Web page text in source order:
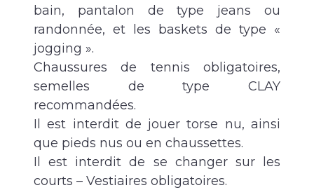
bain, pantalon de type jeans ou
randonnée, et les baskets de type «
jogging ».
Chaussures de tennis obligatoires,
semelles de type CLAY
recommandées.
Il est interdit de jouer torse nu, ainsi
que pieds nus ou en chaussettes.
Il est interdit de se changer sur les
courts – Vestiaires obligatoires.